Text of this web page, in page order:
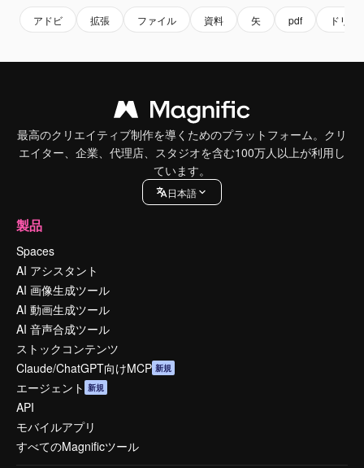
アドビ 拡張 ファイル 資料 矢 pdf ドリー
最高のクリエイティブ制作を導くためのプラットフォーム。クリ
エイター、企業、代理店、スタジオを含む100万人以上が利用し
ています。
日本語
製品
Spaces
AI アシスタント
AI 画像生成ツール
AI 動画生成ツール
AI 音声合成ツール
ストックコンテンツ
Claude/ChatGPT向けMCP 新規
エージェント 新規
API
モバイルアプリ
すべてのMagnificツール